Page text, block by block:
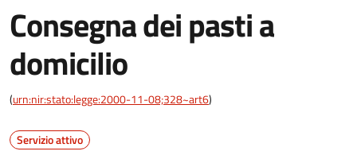
Consegna dei pasti a
domicilio
(urn:nir:stato:legge:2000-11-08;328~art6)
Servizio attivo